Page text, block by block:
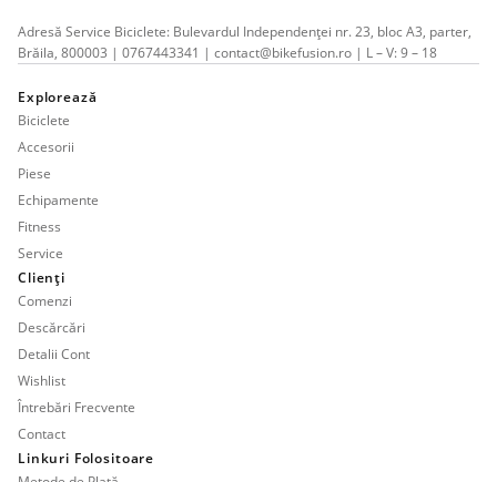
Adresă Service Biciclete: Bulevardul Independenței nr. 23, bloc A3, parter,
Brăila, 800003 | 0767443341 | contact@bikefusion.ro | L – V: 9 – 18
Explorează
Biciclete
Accesorii
Piese
Echipamente
Fitness
Service
Clienți
Comenzi
Descărcări
Detalii Cont
Wishlist
Întrebări Frecvente
Contact
Linkuri Folositoare